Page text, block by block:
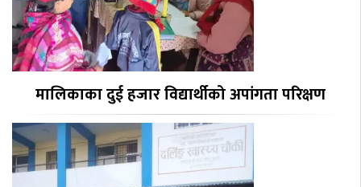
मालिकाका दुई हजार विद्यार्थीको अपांगता परिक्षण